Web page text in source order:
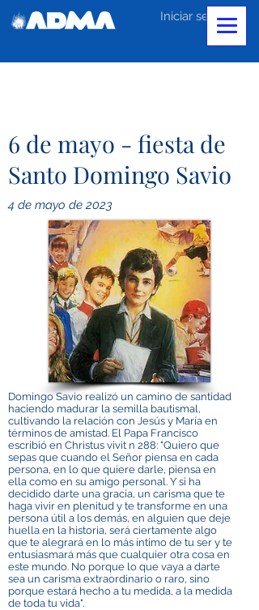
Iniciar sesión
6 de mayo - fiesta de
Santo Domingo Savio
4 de mayo de 2023
Domingo Savio realizó un camino de santidad
haciendo madurar la semilla bautismal,
cultivando la relación con Jesús y María en
términos de amistad. El Papa Francisco
escribió en Christus vivit n 288: "Quiero que
sepas que cuando el Señor piensa en cada
persona, en lo que quiere darle, piensa en
ella como en su amigo personal. Y si ha
decidido darte una gracia, un carisma que te
haga vivir en plenitud y te transforme en una
persona útil a los demás, en alguien que deje
huella en la historia, será ciertamente algo
que te alegrará en lo más íntimo de tu ser y te
entusiasmará más que cualquier otra cosa en
este mundo. No porque lo que vaya a darte
sea un carisma extraordinario o raro, sino
porque estará hecho a tu medida, a la medida
de toda tu vida".